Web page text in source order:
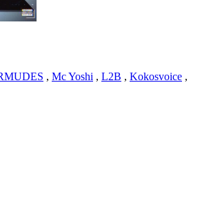
, Mc Yoshi , L2B , Kokosvoice ,